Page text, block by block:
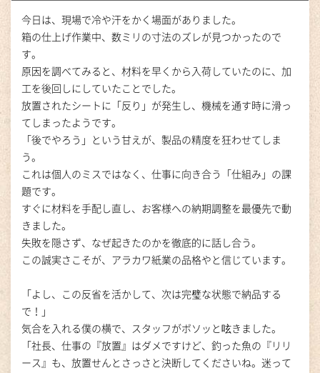
今日は、現場で冷や汗をかく場面がありました。
箱の仕上げ作業中、数ミリの寸法のズレが見つかったので
す。
原因を調べてみると、材料を早くから入荷していたのに、加
工を後回しにしていたことでした。
放置されたシートに「反り」が発生し、機械を通す時に滑っ
てしまったようです。
「後でやろう」という甘えが、製品の精度を狂わせてしま
う。
これは個人のミスではなく、仕事に向き合う「仕組み」の課
題です。
すぐに材料を手配し直し、お客様への納期調整を最優先で動
きました。
失敗を隠さず、なぜ起きたのかを徹底的に話し合う。
この誠実さこそが、アラカワ紙業の品格やと信じています。
「よし、この反省を活かして、次は完璧な状態で納品する
で！」
気合を入れる僕の横で、スタッフがボソッと呟きました。
「社長、仕事の『放置』はダメですけど、釣った魚の『リリ
ース』も、放置せんとさっさと決断してくださいね。迷って